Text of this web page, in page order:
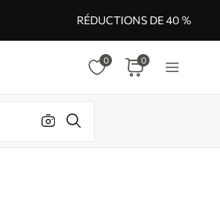
RÉDUCTIONS DE 40 %
0 0